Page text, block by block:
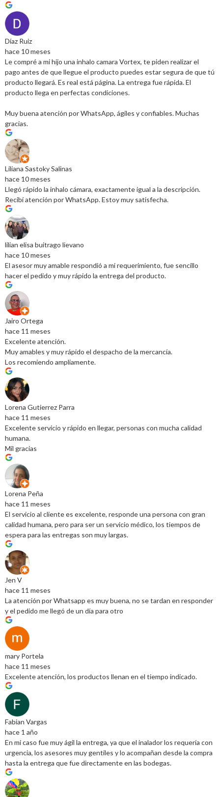
Díaz Ruiz
hace 10 meses
Le compré a mi hijo una inhalo camara Vortex, te piden realizar el
pago antes de que llegue el producto puedes estar segura de que tú
producto llegará. Es real está página. La entrega fue rápida. El
producto llega en perfectas condiciones.
Muy buena atención por WhatsApp, ágiles y confiables. Muchas
gracias.
Liliana Sastoky Salinas
hace 10 meses
Llegó rápido la inhalo cámara, exactamente igual a la descripción.
Recibí atención por WhatsApp. Estoy muy satisfecha.
lilian elisa buitrago lievano
hace 10 meses
El asesor muy amable respondió a mi requerimiento, fue sencillo
hacer el pedido y muy rápido la entrega del producto.
Jairo Ortega
hace 11 meses
Excelente atención.
Muy amables y muy rápido el despacho de la mercancía.
Los recomiendo ampliamente.
Lorena Gutierrez Parra
hace 11 meses
Excelente servicio y rápido en llegar, personas con mucha calidad
humana.
Mil gracias
Lorena Peña
hace 11 meses
El servicio al cliente es excelente, responde una persona con gran
calidad humana, pero para ser un servicio médico, los tiempos de
espera para las entregas son muy largas.
Jen V
hace 11 meses
La atención por Whatsapp es muy buena, no se tardan en responder
y el pedido me llegó de un día para otro
mary Portela
hace 11 meses
Excelente atención, los productos llenan en el tiempo indicado.
Fabian Vargas
hace 1 año
En mi caso fue muy ágil la entrega, ya que el inalador los requería con
urgencia, los asesores muy gentiles y lo acompañan desde la compra
hasta la entrega que fue directamente en las bodegas.